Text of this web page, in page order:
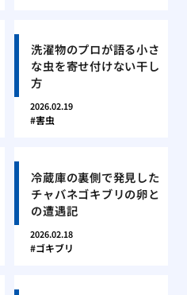
洗濯物のプロが語る小さ
な虫を寄せ付けない干し
方
2026.02.19
害虫
冷蔵庫の裏側で発見した
チャバネゴキブリの卵と
の遭遇記
2026.02.18
ゴキブリ